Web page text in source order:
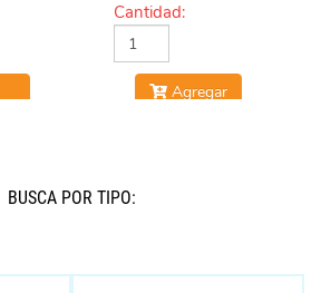
Cantidad:
Agregar
BUSCÁ POR TIPO: